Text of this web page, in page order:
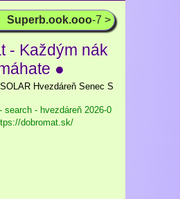
Superb.ook.ooo-7 >
- Každým nák
●
Hvezdáreň Senec S
search - hvezdáreň 2026-0
dobromat.sk/